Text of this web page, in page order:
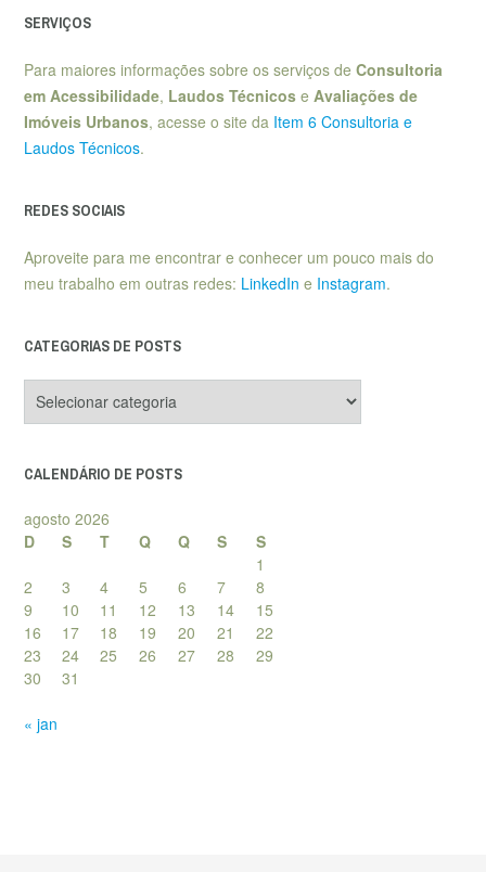
SERVIÇOS
Para maiores informações sobre os serviços de Consultoria
em Acessibilidade, Laudos Técnicos e Avaliações de
Imóveis Urbanos, acesse o site da Item 6 Consultoria e
Laudos Técnicos.
REDES SOCIAIS
Aproveite para me encontrar e conhecer um pouco mais do
meu trabalho em outras redes: LinkedIn e Instagram.
CATEGORIAS DE POSTS
de
CALENDÁRIO DE POSTS
agosto 2026
D
S T Q Q S
S
1
2
3 4 5 6 7
8
9
10 11 12 13 14
15
16
17 18 19 20 21
22
23
24 25 26 27 28
29
30
31
« jan